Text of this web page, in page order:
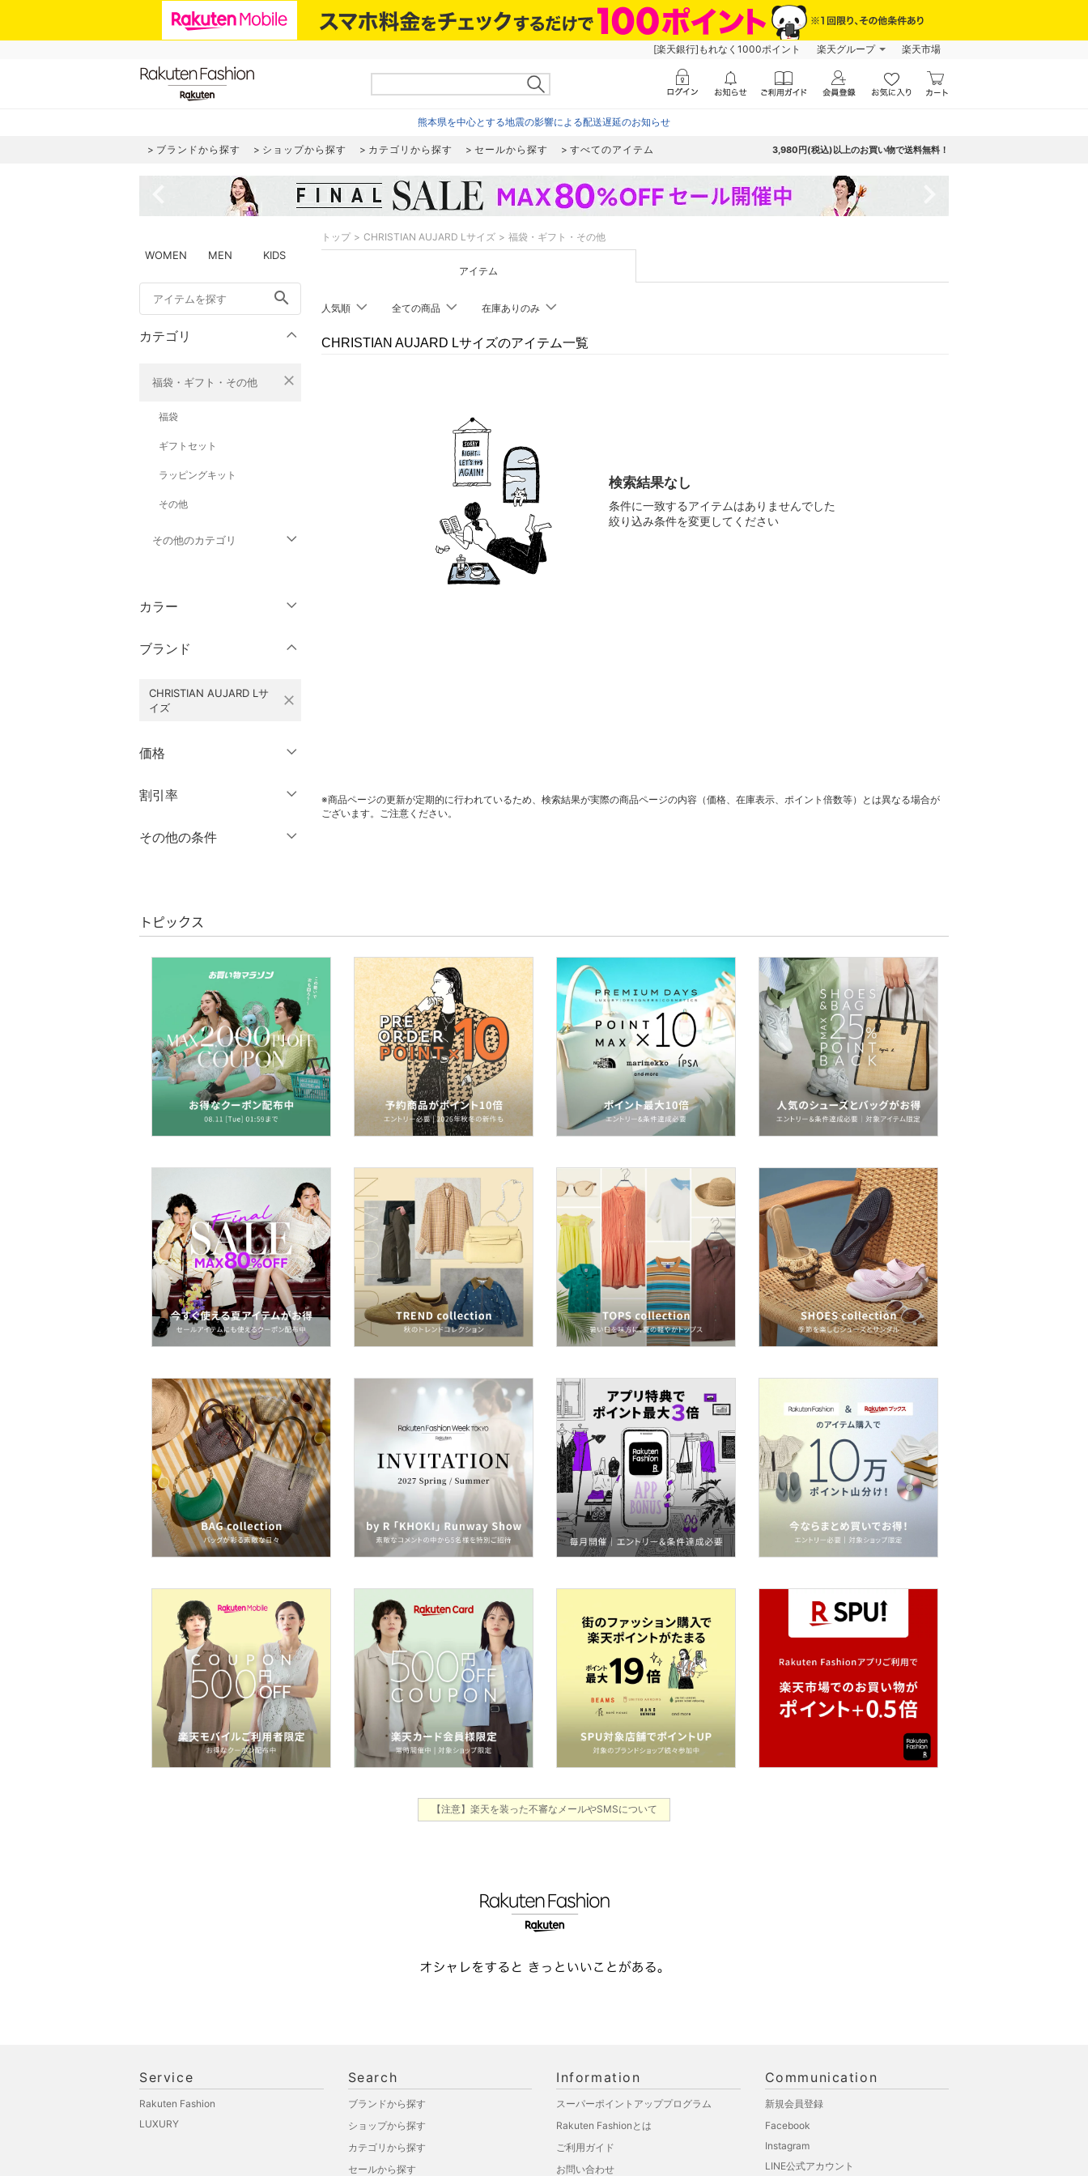
[楽天銀行]もれなく1000ポイント 楽天グループ 楽天市場
熊本県を中心とする地震の影響による配送遅延のお知らせ
ブランドから探す ショップから探す カテゴリから探す セールから探す すべてのアイテム 3,980円(税込)以上のお買い物で送料無料！
WOMEN MEN KIDS
search
カテゴリ
福袋・ギフト・その他 close
福袋
ギフトセット
ラッピングキット
その他
その他のカテゴリ
パンツ
ワンピース・ドレス
靴下・レッグウェア
ファッション雑貨
アクセサリー・腕時計
財布・ポーチ・ケース
マタニティウェア・ベビ
スーツ・フォーマル
水着・スイムグッズ
着物・浴衣・和装小物
スキンケア
メイクアップ
ネイル
ボディケア・オーラルケ
ア
ヘアケア
メイク道具・美容器具
コフレ・キット・セット
食器・調理器具・キッチ
ン用品
インテリア・生活雑貨
カラー
ブランド
CHRISTIAN AUJARD Lサ
イズ
close
価格
絞り込み
割引率
％OFF～ ％OFF
その他の条件
クリア 絞り込み
トップ CHRISTIAN AUJARD Lサイズ 福袋・ギフト・その他
アイテム
人気順 全ての商品 在庫ありのみ
CHRISTIAN AUJARD Lサイズのアイテム一覧
検索結果なし
条件に一致するアイテムはありませんでした
絞り込み条件を変更してください
※商品ページの更新が定期的に行われているため、検索結果が実際の商品ページの内容（価格、在庫表示、ポイント倍数等）とは異なる場合が
ございます。ご注意ください。
トピックス
【注意】楽天を装った不審なメールやSMSについて
Service
Rakuten Fashion
LUXURY
Search
ブランドから探す
ショップから探す
カテゴリから探す
セールから探す
Information
スーパーポイントアッププログラム
Rakuten Fashionとは
ご利用ガイド
お問い合わせ
Communication
新規会員登録
Facebook
Instagram
LINE公式アカウント